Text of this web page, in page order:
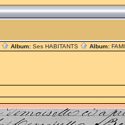
Album: Ses HABITANTS Album: